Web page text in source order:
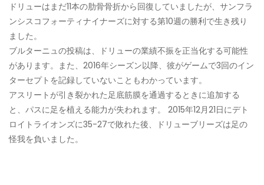
ドリューはまだ11本の肋骨骨折から回復していましたが、サンフラ
ンシスコフォーティナイナーズに対する第10週の勝利で生き残り
ました。
ブルターニュの投稿は、ドリューの業績不振を正当化する可能性
があります。また、2016年シーズン以降、彼がゲームで3回のイン
ターセプトを記録していないこともわかっています。
アスリートが引き裂かれた足底筋膜を通過するときに追加する
と、パスに足を植える能力が失われます。 2015年12月21日にデト
ロイトライオンズに35-27で敗れた後、ドリューブリーズは足の
怪我を負いました。